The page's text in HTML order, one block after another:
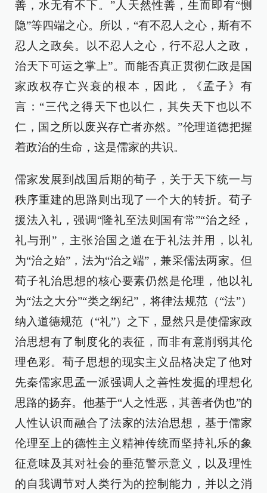
善，水无有不下。”人天然性善，生而即有“恻
隐”等四端之心。所以，“有不忍人之心，斯有不
忍人之政矣。以不忍人之心，行不忍人之政，
治天下可运之掌上”。而能否真正贯彻仁政是国
家政权存亡兴衰的根本，因此，《孟子》有
言：“三代之得天下也以仁，其失天下也以不
仁，国之所以废兴存亡者亦然。”伦理道德把握
着政治的生命，这是儒家的共识。
儒家发展到战国后期的荀子，关于天下统一与
秩序重建的思路则出现了一个大的转折。荀子
援法入礼，强调“隆礼至法则国有常”“治之经，
礼与刑”，主张治国之道在于礼法并用，以礼
为“治之始”，法为“治之端”，兼采儒法两家。但
荀子礼治思想的核心要素仍然是伦理，他以礼
为“法之大分”“类之纲纪”，将律法规范（“法”）
纳入道德规范（“礼”）之下，显然只是使儒家政
治思想有了制度化的表征，而非有意削弱其伦
理色彩。荀子思想的现实主义品格决定了他对
先秦儒家思孟一派强调人之善性发掘的理想化
思路的扬弃。他基于“人之性恶，其善者伪也”的
人性认识而融合了法家的法治思想，基于儒家
伦理至上的德性主义精神传统而坚持礼乐的象
征意味及其对社会的垂范警示意义，以及理性
的自我调节对人类行为的控制能力，并以之消